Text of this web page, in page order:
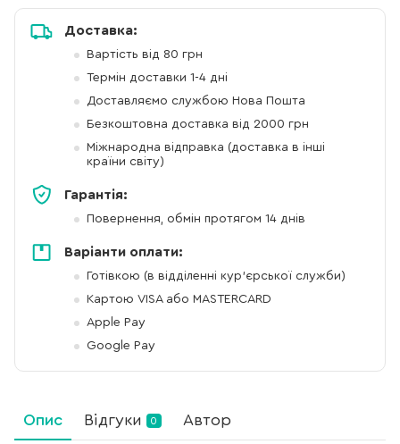
Доставка:
Вартість від 80 грн
Термін доставки 1-4 дні
Доставляємо службою Нова Пошта
Безкоштовна доставка від 2000 грн
Міжнародна відправка (доставка в інші
країни світу)
Гарантія:
Повернення, обмін протягом 14 днів
Варіанти оплати:
Готівкою (в відділенні кур'єрської служби)
Картою VISA або MASTERCARD
Apple Pay
Google Pay
Опис Відгуки 0 Автор